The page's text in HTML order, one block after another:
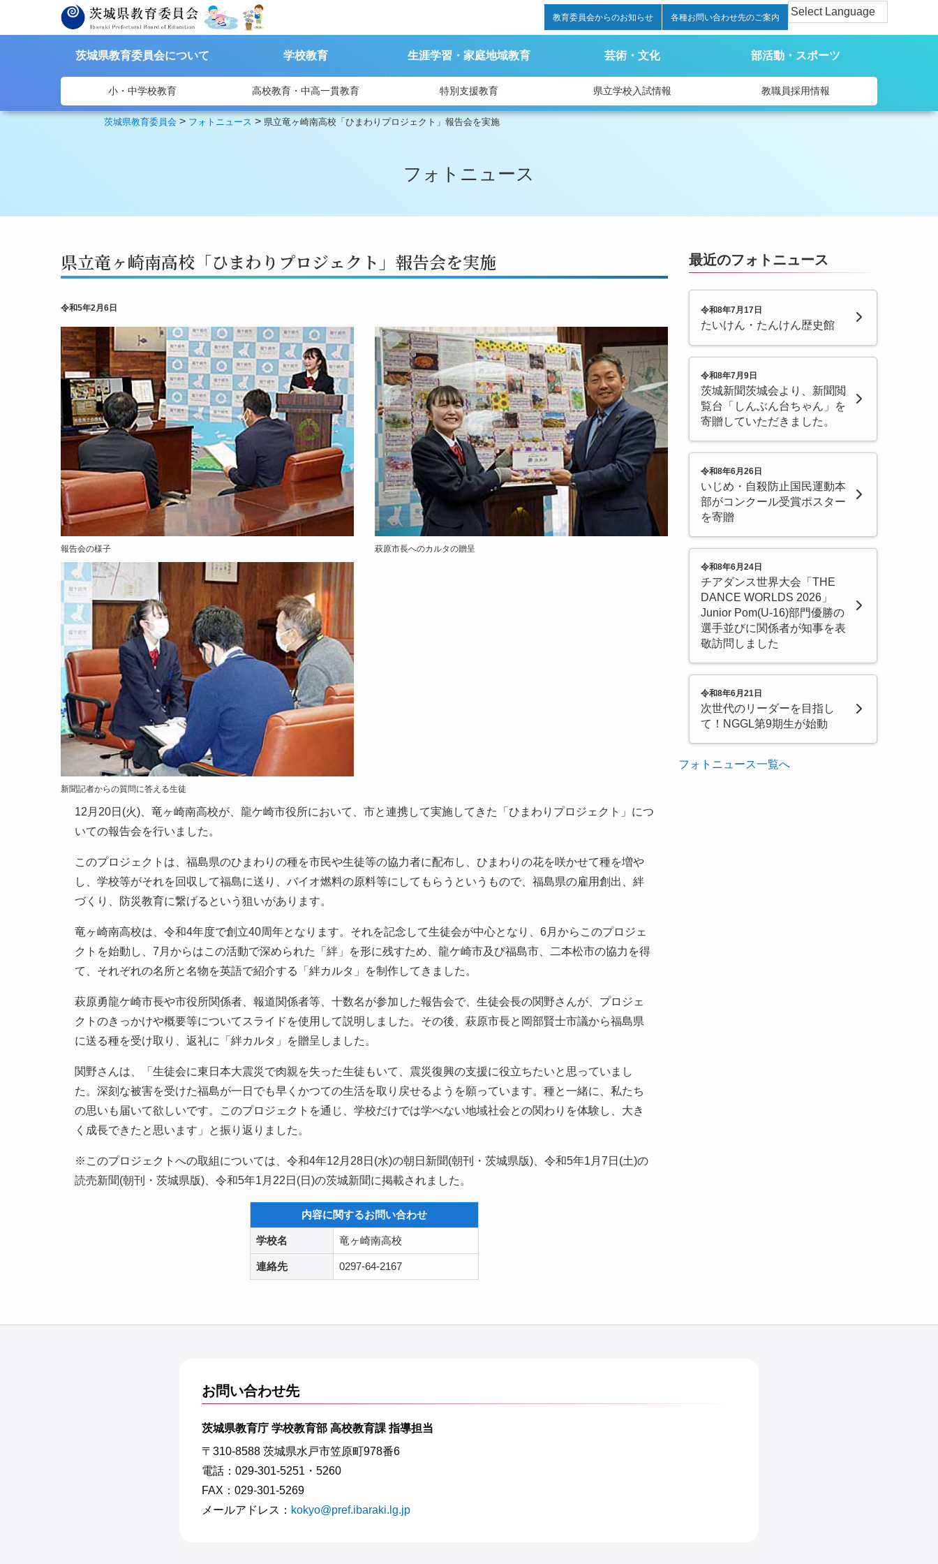
教育委員会からのお知らせ 各種お問い合わせ先のご案内
茨城県教育委員会について 学校教育 生涯学習・家庭地域教育 芸術・文化 部活動・スポーツ
小・中学校教育 高校教育・中高一貫教育 特別支援教育 県立学校入試情報 教職員採用情報
茨城県教育委員会 > フォトニュース > 県立竜ヶ崎南高校「ひまわりプロジェクト」報告会を実施
フォトニュース
県立竜ヶ崎南高校「ひまわりプロジェクト」報告会を実施
令和5年2月6日
報告会の様子 萩原市長へのカルタの贈呈
新聞記者からの質問に答える生徒
12月20日(火)、竜ヶ崎南高校が、龍ケ崎市役所において、市と連携して実施してきた「ひまわりプロジェクト」につ
いての報告会を行いました。
このプロジェクトは、福島県のひまわりの種を市民や生徒等の協力者に配布し、ひまわりの花を咲かせて種を増や
し、学校等がそれを回収して福島に送り、バイオ燃料の原料等にしてもらうというもので、福島県の雇用創出、絆
づくり、防災教育に繋げるという狙いがあります。
竜ヶ崎南高校は、令和4年度で創立40周年となります。それを記念して生徒会が中心となり、6月からこのプロジェ
クトを始動し、7月からはこの活動で深められた「絆」を形に残すため、龍ケ崎市及び福島市、二本松市の協力を得
て、それぞれの名所と名物を英語で紹介する「絆カルタ」を制作してきました。
萩原勇龍ケ崎市長や市役所関係者、報道関係者等、十数名が参加した報告会で、生徒会長の関野さんが、プロジェ
クトのきっかけや概要等についてスライドを使用して説明しました。その後、萩原市長と岡部賢士市議から福島県
に送る種を受け取り、返礼に「絆カルタ」を贈呈しました。
関野さんは、「生徒会に東日本大震災で肉親を失った生徒もいて、震災復興の支援に役立ちたいと思っていまし
た。深刻な被害を受けた福島が一日でも早くかつての生活を取り戻せるようを願っています。種と一緒に、私たち
の思いも届いて欲しいです。このプロジェクトを通じ、学校だけでは学べない地域社会との関わりを体験し、大き
く成長できたと思います」と振り返りました。
※このプロジェクトへの取組については、令和4年12月28日(水)の朝日新聞(朝刊・茨城県版)、令和5年1月7日(土)の
読売新聞(朝刊・茨城県版)、令和5年1月22日(日)の茨城新聞に掲載されました。
内容に関するお問い合わせ
学校名 竜ヶ崎南高校
連絡先 0297-64-2167
最近のフォトニュース
令和8年7月17日
たいけん・たんけん歴史館
令和8年7月9日
茨城新聞茨城会より、新聞閲
覧台「しんぶん台ちゃん」を
寄贈していただきました。
令和8年6月26日
いじめ・自殺防止国民運動本
部がコンクール受賞ポスター
を寄贈
令和8年6月24日
チアダンス世界大会「THE
DANCE WORLDS 2026」
Junior Pom(U-16)部門優勝の
選手並びに関係者が知事を表
敬訪問しました
令和8年6月21日
次世代のリーダーを目指し
て！NGGL第9期生が始動
フォトニュース一覧へ
お問い合わせ先
茨城県教育庁 学校教育部 高校教育課 指導担当
〒310-8588 茨城県水戸市笠原町978番6
電話：029-301-5251・5260
FAX：029-301-5269
メールアドレス： kokyo@pref.ibaraki.lg.jp